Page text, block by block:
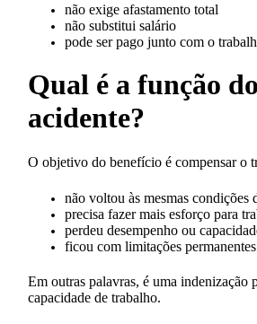
não exige afastamento total
não substitui salário
pode ser pago junto com o
Qual é a função
acidente?
O objetivo do benefício é compensar o
não voltou às mesmas condições
precisa fazer mais esforço para
perdeu desempenho ou
ficou com limitações permanentes
Em outras palavras, é uma indenização
capacidade de trabalho.